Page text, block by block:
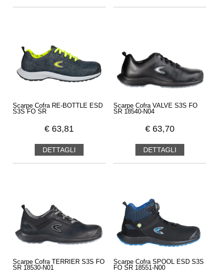
Scarpe Cofra RE-BOTTLE ESD
S3S FO SR
€ 63,81
DETTAGLI
Scarpe Cofra VALVE S3S FO
SR 18540-N04
€ 63,70
DETTAGLI
Scarpe Cofra TERRIER S3S FO
SR 18530-N01
Scarpe Cofra SPOOL ESD S3S
FO SR 18551-N00